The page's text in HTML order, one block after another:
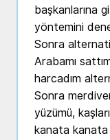
başkanlarına
yöntemini
Sonra
Arabamı
harcadım
Sonra
yüzümü,
kanata kanata